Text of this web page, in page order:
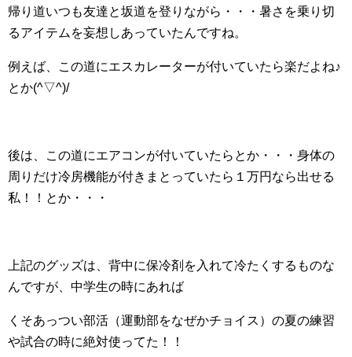
帰り道いつも友達と坂道を登りながら・・・暑さを乗り切
るアイテムを妄想しあっていたんですね。
例えば、この道にエスカレーターが付いていたら楽だよね♪
とか(^▽^)/
後は、この道にエアコンが付いていたらとか・・・身体の
周りだけ冷房機能が付きまとっていたら１万円なら出せる
私！！とか・・・
上記のグッズは、背中に保冷剤を入れて冷たくするものな
んですが、中学生の時にあれば
くそあっつい部活（運動部をなぜかチョイス）の夏の練習
や試合の時に絶対使ってた！！